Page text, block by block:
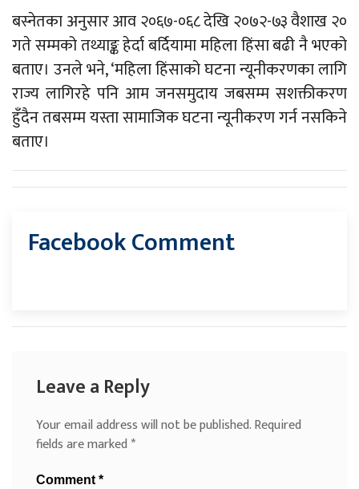
बस्नेतका अनुसार आव २०६७-०६८ देखि २०७२-७३ वैशाख २०
गते सम्मको तथ्याङ्क हेर्दा बर्दियामा महिला हिंसा बढी नै भएको
बताए। उनले भने, ‘महिला हिंसाको घटना न्यूनीकरणका लागि
राज्य लागिरहे पनि आम जनसमुदाय जबसम्म सशक्तीकरण
हुँदैन तबसम्म यस्ता सामाजिक घटना न्यूनीकरण गर्न नसकिने
बताए।
Facebook Comment
Leave a Reply
Your email address will not be published.Required
fields are marked*
Comment *